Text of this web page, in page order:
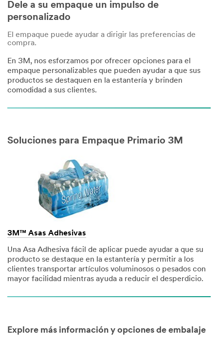
Dele a su empaque un impulso de
personalizado
El empaque puede ayudar a dirigir las preferencias de
compra.
En 3M, nos esforzamos por ofrecer opciones para el
empaque personalizables que pueden ayudar a que sus
productos se destaquen en la estantería y brinden
comodidad a sus clientes.
Soluciones para Empaque Primario 3M
3M™ Asas Adhesivas
Una Asa Adhesiva fácil de aplicar puede ayudar a que su
producto se destaque en la estantería y permitir a los
clientes transportar artículos voluminosos o pesados con
mayor facilidad mientras ayuda a reducir el desperdicio.
Explore más información y opciones de embalaje